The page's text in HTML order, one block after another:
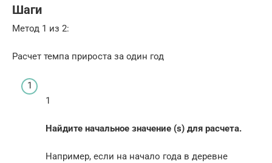
Шаги
Метод 1 из 2:
Расчет темпа прироста за один год
1
Найдите начальное значение (s) для расчета.
Например, если на начало года в деревне